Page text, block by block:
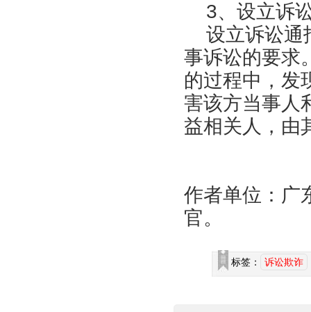
3、设立诉
设立诉讼通
事诉讼的要求
的过程中，发
害该方当事人
益相关人，由
作者单位：广
官。
标签： 诉讼欺诈